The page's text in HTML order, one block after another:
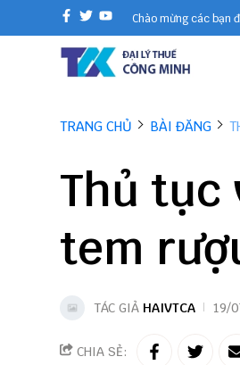
Chào mừng các bạn
TRANG CHỦ BÀI ĐĂNG
Thủ tục
tem
TÁC GIẢ HAIVTCA 19/
CHIA SẺ: